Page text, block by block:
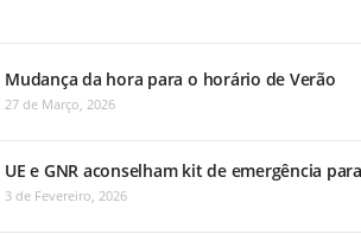
Mudança da hora para o horário de Verão
27 de Março, 2026
UE e GNR aconselham kit de emergência
3 de Fevereiro, 2026